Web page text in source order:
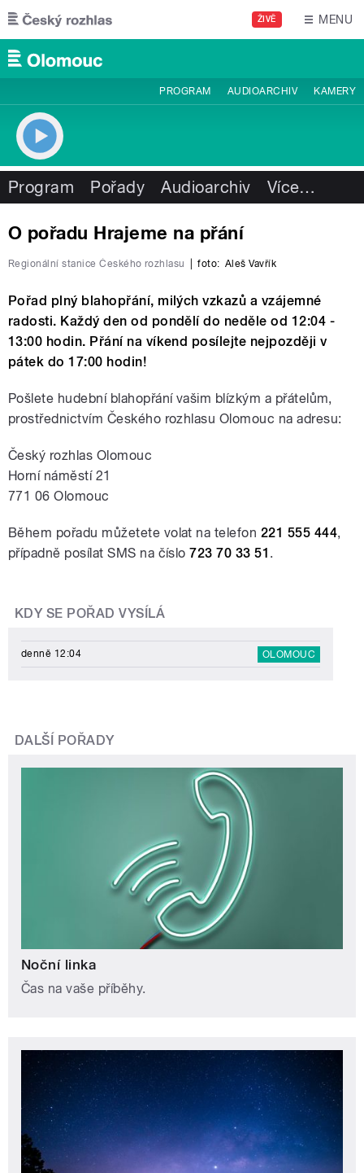
Přejít k hlavnímu obsahu
ŽIVĚ MENU
PROGRAM AUDIOARCHIV KAMERY
Program Pořady Audioarchiv Více…
O pořadu Hrajeme na přání
Regionální stanice Českého rozhlasu foto: Aleš Vavřík
Pořad plný blahopřání, milých vzkazů a vzájemné
radosti. Každý den od pondělí do neděle od 12:04 -
13:00 hodin. Přání na víkend posílejte nejpozději v
pátek do 17:00 hodin!
Pošlete hudební blahopřání vašim blízkým a přátelům,
prostřednictvím Českého rozhlasu Olomouc na adresu:
Český rozhlas Olomouc
Horní náměstí 21
771 06 Olomouc
Během pořadu můžetete volat na telefon 221 555 444,
případně posílat SMS na číslo723 70 33 51 .
KDY SE POŘAD VYSÍLÁ
denně 12:04 OLOMOUC
DALŠÍ POŘADY
Noční linka
Čas na vaše příběhy.